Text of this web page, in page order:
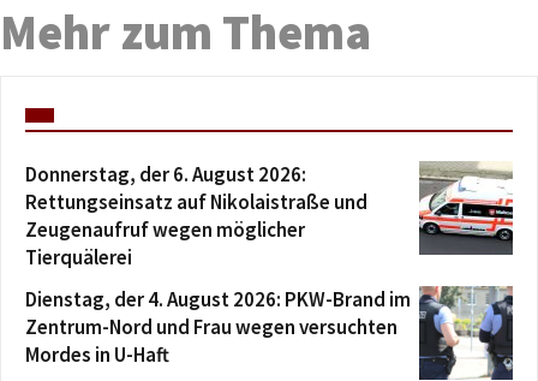
Mehr zum Thema
Donnerstag, der 6. August 2026:
Rettungseinsatz auf Nikolaistraße und
Zeugenaufruf wegen möglicher
Tierquälerei
Dienstag, der 4. August 2026: PKW-Brand im
Zentrum-Nord und Frau wegen versuchten
Mordes in U-Haft